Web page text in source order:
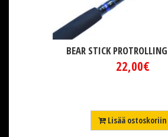
BEAR STICK
22,00€
Lisää ostoskoriin